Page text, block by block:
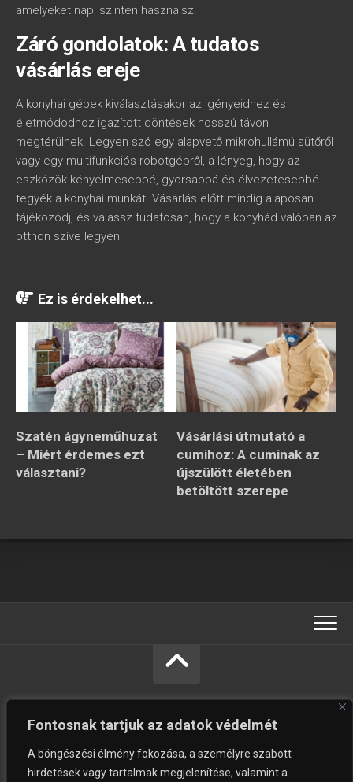
Fontosnak tartjuk az adatok védelmét
A böngészési élmény fokozása, a személyre szabott
hirdetések vagy tartalmak megjelenítése, valamint a
amelyeket napi szinten használsz.
Záró gondolatok: A tudatos
vásárlás ereje
A konyhai gépek kiválasztásakor az igényeidhez és
életmódodhoz igazított döntések hosszú távon
megtérülnek. Legyen szó egy alapvető mikrohullámú sütőről
vagy egy multifunkciós robotgépről, a lényeg, hogy az
eszközök kényelmesebbé, gyorsabbá és élvezetesebbé
tegyék a konyhai munkát. Vásárlás előtt mindig alaposan
tájékozódj, és válassz tudatosan, hogy a konyhád valóban az
otthon szíve legyen!
Ez is érdekelhet...
Szatén ágyneműhuzat
– Miért érdemes ezt
választani?
Vásárlási útmutató a
cumihoz: A cuminak az
újszülött életében
betöltött szerepe